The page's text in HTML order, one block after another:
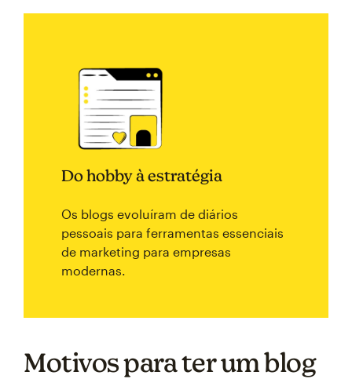
Do hobby à estratégia
Os blogs evoluíram de diários
pessoais para ferramentas essenciais
de marketing para empresas
modernas.
Motivos para ter um blog